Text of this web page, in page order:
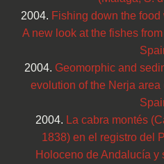
2004. Fishing down the
A new look at the fishes
2004. Geomorphic and
evolution of the Nerja
2004. La cabra montés
1838) en el registro del
Holoceno de Andalucía y